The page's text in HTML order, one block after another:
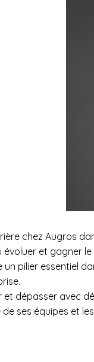
chez Augros
évoluer et gagner
un pilier essentiel
et dépasser avec
ses équipes et